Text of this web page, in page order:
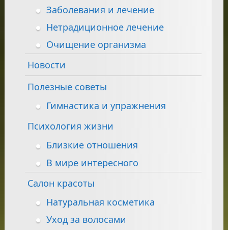
Заболевания и лечение
Нетрадиционное лечение
Очищение организма
Новости
Полезные советы
Гимнастика и упражнения
Психология жизни
Близкие отношения
В мире интересного
Салон красоты
Натуральная косметика
Уход за волосами